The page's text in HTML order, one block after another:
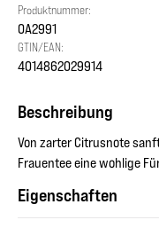
Produktnummer:
OA2991
GTIN/EAN:
4014862029914
Beschreibung
Von zarter Citrusnote
Frauentee eine wohlige
Eigenschaften